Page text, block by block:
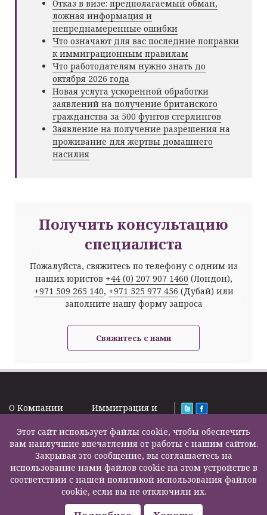
Отказ в визе: предполагаемый обман,
ложная информация и
непреднамеренные ошибки
Что означают для вас последние поправки
к иммиграционным правилам
Что работодателям нужно знать до
октября 2026 года
Новая услуга ускоренной обработки
заявлений на получение британского
гражданства за 500 фунтов стерлингов
Заявление на получение разрешения на
проживание для жертвы домашнего
насилия
Получить консультацию
специалиста
Пожалуйста, свяжитесь по телефону с одним из
наших юристов +44 (0) 207 907 1460 (Лондон),
+971 509 265 140, +971 525 977 456 (Дубай) или
заполните нашу форму запроса
Свяжитесь с нами
O Kомпании
Подписка на
новости
Задать вопрос
Карта сайта
Контакты
Иммиграция и
Налоги и пенсии
Бизнес услуги
Недвижимость
Образование
Страхование
жизни
Другие услуги
2000 – 2026©
F200500002
Этот сайт использует файлы cookie, чтобы обеспечить
вам наилучшие впечатления от работы с нашим сайтом.
Закрывая это сообщение, вы соглашаетесь на
использование нами файлов cookie на этом устройстве в
соответствии с нашей политикой использования файлов
cookie, если вы не отключили их.